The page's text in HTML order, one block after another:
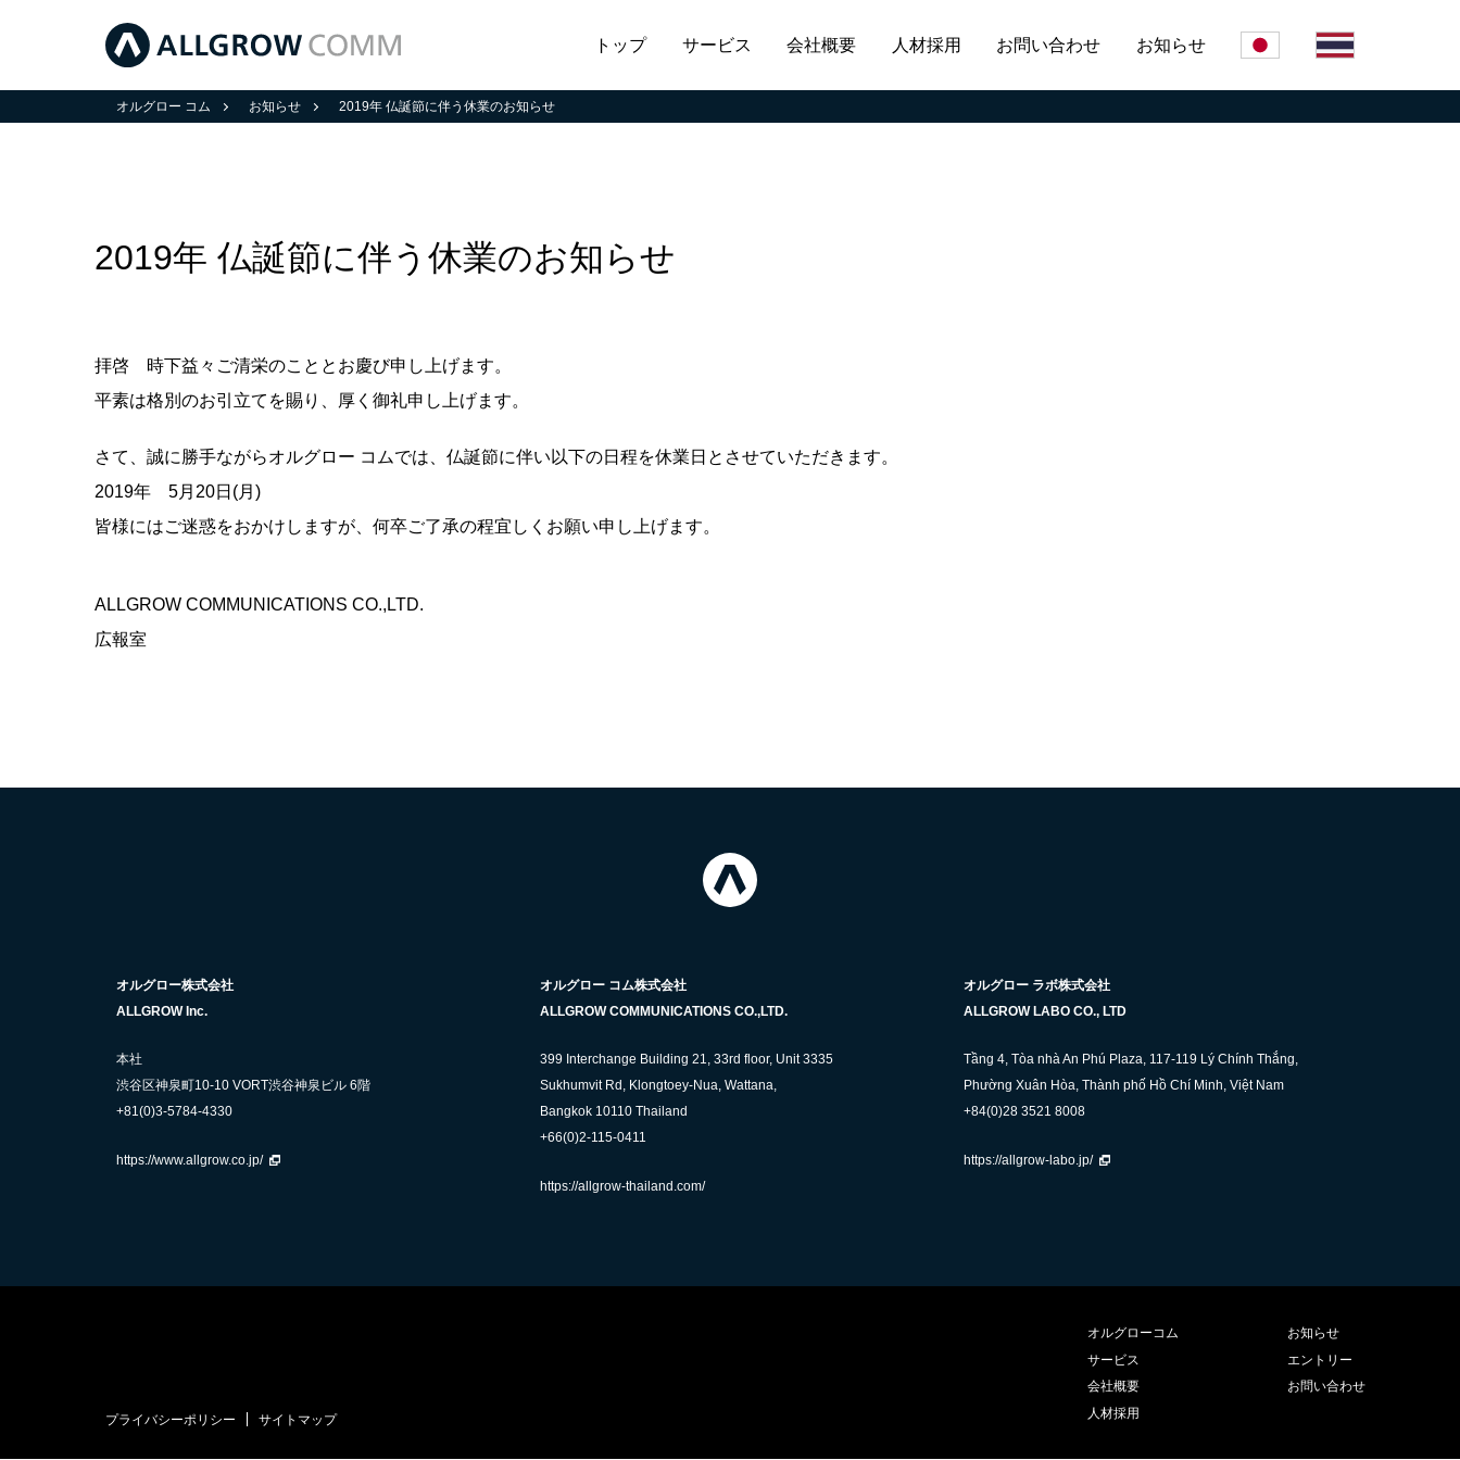
トップ サービス 会社概要 人材採用 お問い合わせ お知らせ
オルグロー コム お知らせ 2019年 仏誕節に伴う休業のお知らせ
2019年 仏誕節に伴う休業のお知らせ
拝啓 時下益々ご清栄のこととお慶び申し上げます。
平素は格別のお引立てを賜り、厚く御礼申し上げます。
さて、誠に勝手ながらオルグロー コムでは、仏誕節に伴い以下の日程を休業日とさせていただきます。
2019年 5月20日(月)
皆様にはご迷惑をおかけしますが、何卒ご了承の程宜しくお願い申し上げます。
ALLGROW COMMUNICATIONS CO.,LTD.
広報室
オルグロー株式会社
ALLGROW Inc.
本社
渋谷区神泉町10-10 VORT渋谷神泉ビル 6階
+81(0)3-5784-4330
https://www.allgrow.co.jp/
オルグロー コム株式会社
ALLGROW COMMUNICATIONS CO.,LTD.
399 Interchange Building 21, 33rd floor, Unit 3335
Sukhumvit Rd, Klongtoey-Nua, Wattana,
Bangkok 10110 Thailand
+66(0)2-115-0411
https://allgrow-thailand.com/
オルグロー ラボ株式会社
ALLGROW LABO CO., LTD
Tầng 4, Tòa nhà An Phú Plaza, 117-119 Lý Chính Thắng,
Phường Xuân Hòa, Thành phố Hồ Chí Minh, Việt Nam
+84(0)28 3521 8008
https://allgrow-labo.jp/
プライバシーポリシー サイトマップ
オルグローコム
サービス
会社概要
人材採用
お知らせ
エントリー
お問い合わせ